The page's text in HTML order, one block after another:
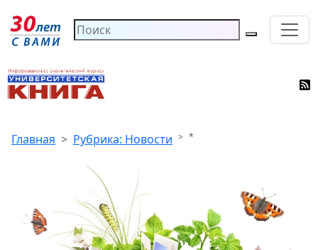
Главная Рубрика: Новости *